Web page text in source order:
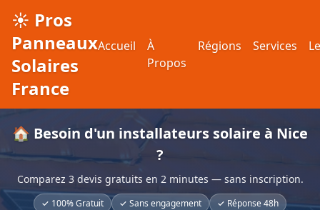
☀️ Pros
Panneaux
Solaires
France
Accueil
À
Propos
Régions Services
🏠 Besoin d'un installateurs solaire à Nice
?
Comparez 3 devis gratuits en 2 minutes — sans inscription.
✓ 100% Gratuit ✓ Sans engagement ✓ Réponse 48h